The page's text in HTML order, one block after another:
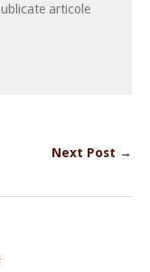
articole
Next Post →